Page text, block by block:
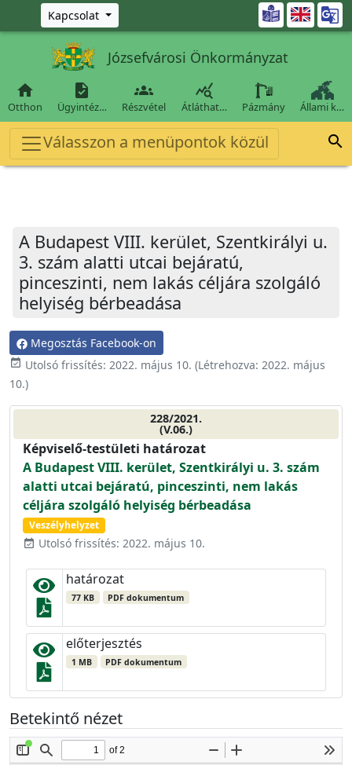
Ugrás a fő tartalomra
Kapcsolat 
Józsefvárosi Önkormányzat

Otthon

Ügyintéz…

Részvétel

Átláthat… Pázmány Állami k…
Válasszon a menüpontok közül 
A Budapest VIII. kerület, Szentkirályi u.
3. szám alatti utcai bejáratú,
pinceszinti, nem lakás céljára szolgáló
helyiség bérbeadása
Megosztás Facebook-on
event_available Utolsó frissítés: 2022. május 10. (Létrehozva: 2022. május
10.)
228/2021.
(V.06.)
Képviselő-testületi határozat
A Budapest VIII. kerület, Szentkirályi u. 3. szám
alatti utcai bejáratú, pinceszinti, nem lakás
céljára szolgáló helyiség bérbeadása
Veszélyhelyzet
event_available Utolsó frissítés: 2022. május 10.
határozat
77 KB PDF dokumentum
előterjesztés
1 MB PDF dokumentum
Betekintő nézet